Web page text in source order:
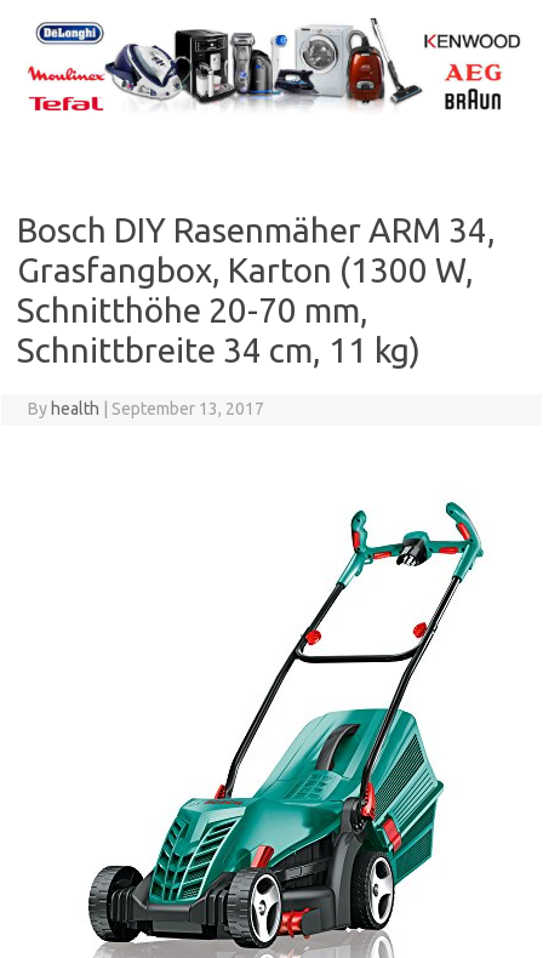
content
Bosch DIY Rasenmäher ARM 34,
Grasfangbox, Karton (1300 W,
Schnitthöhe 20-70 mm,
Schnittbreite 34 cm, 11 kg)
By health September 13, 2017